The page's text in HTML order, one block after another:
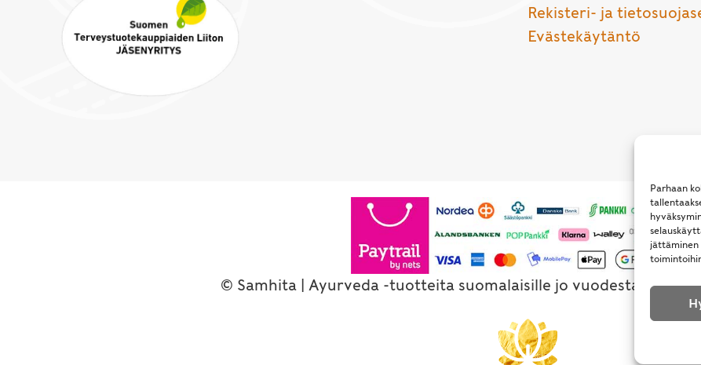
Parhaan
jättäminen
Rekisteri- ja
Evästekäytäntö
© Samhita | Ayurveda -tuotteita suomalaisille jo vuodesta 1994.